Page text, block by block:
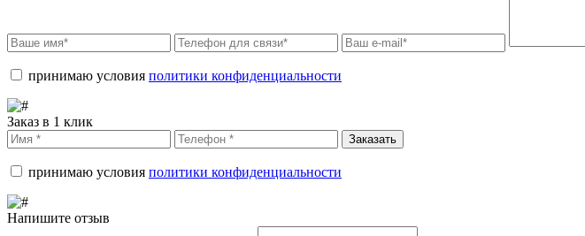
принимаю условия политики конфиденциальности
Заказ в 1 клик
Заказать
принимаю условия политики конфиденциальности
Напишите отзыв